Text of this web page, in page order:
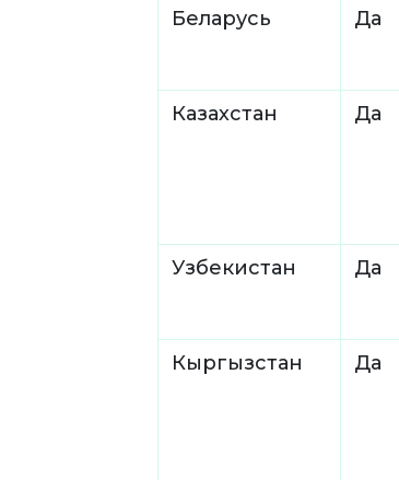
Беларусь Да
Казахстан Да
Узбекистан Да
Кыргызстан Да